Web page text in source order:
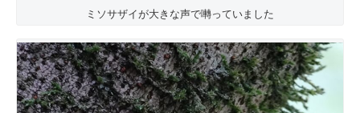
ミソサザイが大きな声で囀っていました